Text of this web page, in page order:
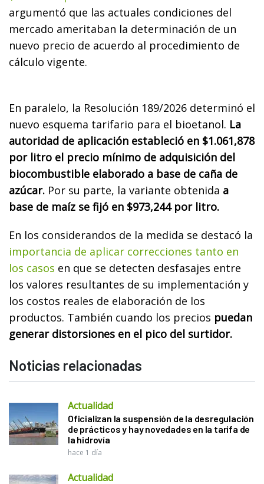
argumentó que las actuales condiciones del
mercado ameritaban la determinación de un
nuevo precio de acuerdo al procedimiento de
cálculo vigente.
En paralelo, la Resolución 189/2026 determinó el
nuevo esquema tarifario para el bioetanol. La
autoridad de aplicación estableció en $1.061,878
por litro el precio mínimo de adquisición del
biocombustible elaborado a base de caña de
azúcar. Por su parte, la variante obtenida a
base de maíz se fijó en $973,244 por litro.
En los considerandos de la medida se destacó la
importancia de aplicar correcciones tanto en
los casos en que se detecten desfasajes entre
los valores resultantes de su implementación y
los costos reales de elaboración de los
productos. También cuando los precios puedan
generar distorsiones en el pico del surtidor.
Noticias relacionadas
Actualidad
Oficializan la suspensión de la desregulación
de prácticos y hay novedades en la tarifa de
la hidrovía
hace 1 día
Actualidad